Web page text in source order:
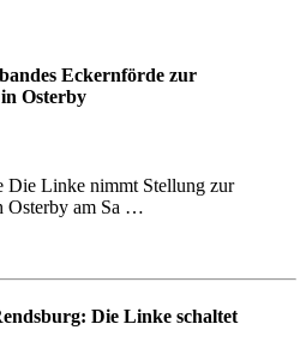
Eckernförde zur
Osterby
Die Linke nimmt Stellung zur
Osterby am Sa …
Die Linke schaltet